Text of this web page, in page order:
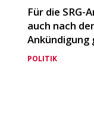
Für die
auch nach
Ankündigung
POLITIK